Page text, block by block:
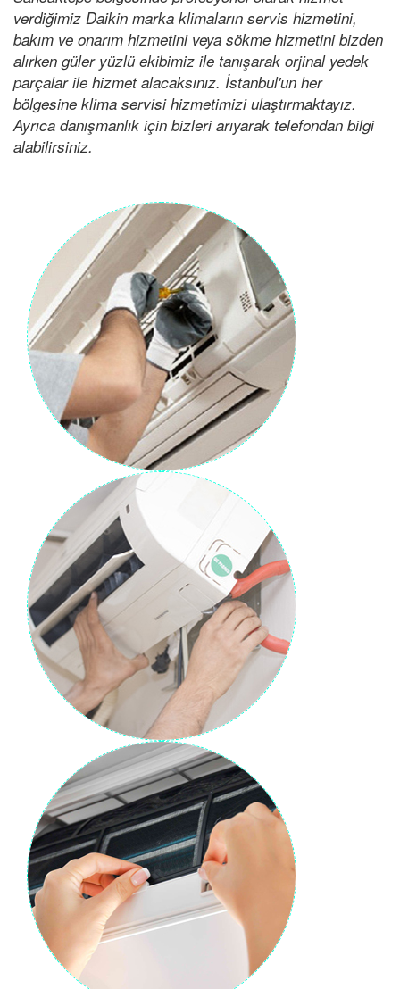
verdiğimiz Daikin marka klimaların servis hizmetini,
bakım ve onarım hizmetini veya sökme hizmetini bizden
alırken güler yüzlü ekibimiz ile tanışarak orjinal yedek
parçalar ile hizmet alacaksınız. İstanbul'un her
bölgesine klima servisi hizmetimizi ulaştırmaktayız.
Ayrıca danışmanlık için bizleri arıyarak telefondan bilgi
alabilirsiniz.